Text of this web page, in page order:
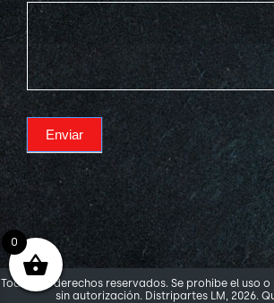
Enviar
Todos los derechos reservados. Se prohibe el uso
sin autorización. Distripartes LM, 2026.
0